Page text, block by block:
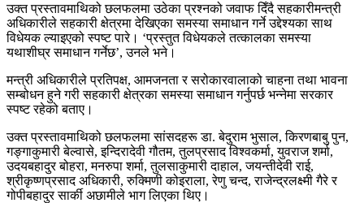
उक्त प्रस्तावमाथिको छलफलमा उठेका प्रश्नको जवाफ दिँदै सहकारीमन्त्री
अधिकारीले सहकारी क्षेत्रमा देखिएका समस्या समाधान गर्ने उद्देश्यका साथ
विधेयक ल्याइएको स्पष्ट पारे। ‘प्रस्तुत विधेयकले तत्कालका समस्या
यथाशीघ्र समाधान गर्नेछ’, उनले भने।
मन्त्री अधिकारीले प्रतिपक्ष, आमजनता र सरोकारवालाको चाहना तथा भावना
सम्बोधन हुने गरी सहकारी क्षेत्रका समस्या समाधान गर्नुपर्छ भन्नेमा सरकार
स्पष्ट रहेको बताए।
उक्त प्रस्तावमाथिको छलफलमा सांसदहरू डा. बेदुराम भुसाल, किरणबाबु पुन,
गङ्गाकुमारी बेल्वासे, इन्दिरादेवी गौतम, तुलप्रसाद विश्वकर्मा, युवराज शर्मा,
उदयबहादुर बोहरा, मनरुपा शर्मा, तुलसाकुमारी दाहाल, जयन्तीदेवी राई,
श्रीकृष्णप्रसाद अधिकारी, रुक्मिणी कोइराला, रेणु चन्द, राजेन्द्रलक्ष्मी गैरे र
गोपीबहादुर सार्की अछामीले भाग लिएका थिए।